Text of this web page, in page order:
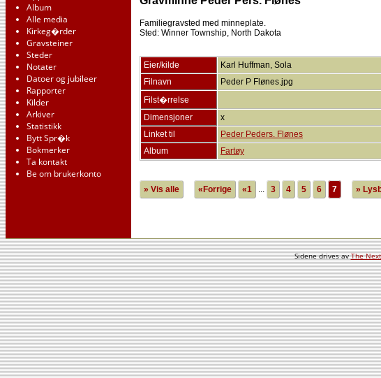
Album
Alle media
Kirkeg�rder
Gravsteiner
Steder
Notater
Datoer og jubileer
Rapporter
Kilder
Arkiver
Statistikk
Bytt Spr�k
Bokmerker
Ta kontakt
Be om brukerkonto
Familiegravsted med minneplate.
Sted: Winner Township, North Dakota
Eier/kilde
Karl Huffman, Sola
Filnavn
Peder P Flønes.jpg
Filst�rrelse
Dimensjoner
x
Linket til
Peder Peders. Flønes
Album
Fartøy
» Vis alle «Forrige «1 ... 3 4 5 6 7 »
Sidene drives avThe